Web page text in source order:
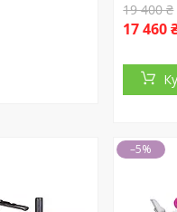
19 400 ₴
17 460
–5%